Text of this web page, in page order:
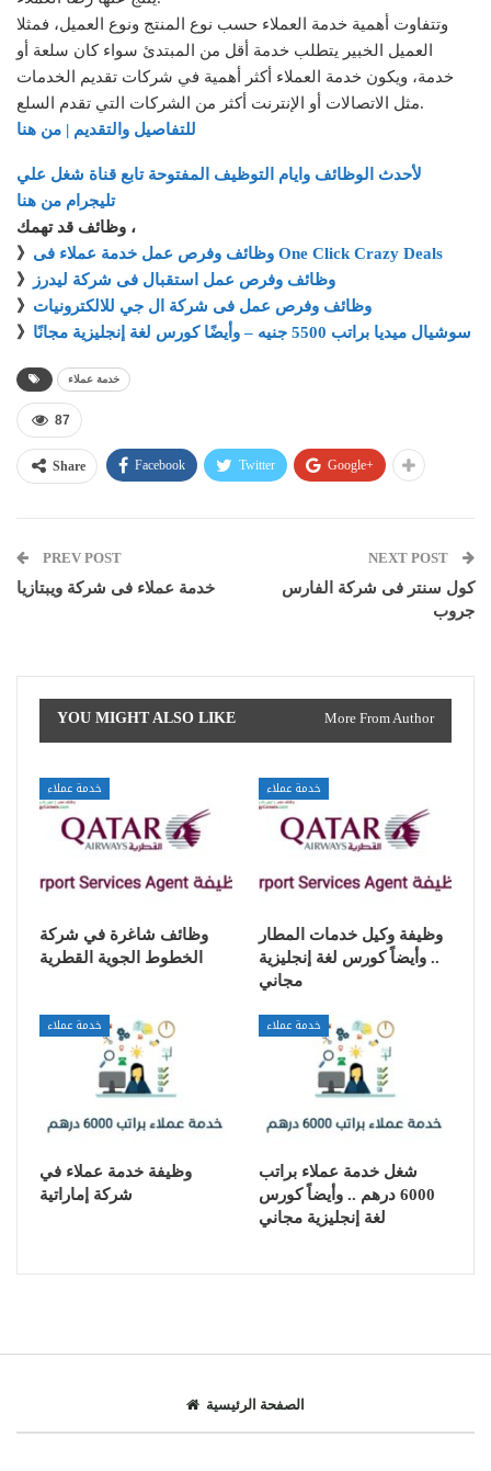
وتتفاوت أهمية خدمة العملاء حسب نوع المنتج ونوع العميل، فمثلا
العميل الخبير يتطلب خدمة أقل من المبتدئ سواء كان سلعة أو
خدمة، ويكون خدمة العملاء أكثر أهمية في شركات تقديم الخدمات
مثل الاتصالات أو الإنترنت أكثر من الشركات التي تقدم السلع.
للتفاصيل والتقديم | من هنا
لأحدث الوظائف وايام التوظيف المفتوحة تابع قناة شغل علي
تليجرام من هنا
وظائف قد تهمك ،
》
وظائف وفرص عمل خدمة عملاء فى One Click Crazy Deals
》
وظائف وفرص عمل استقبال فى شركة ليدرز
》 وظائف وفرص عمل فى شركة ال جي للالكترونيات
》
سوشيال ميديا براتب 5500 جنيه – وأيضًا كورس لغة إنجليزية مجانًا
خدمة عملاء
87
Share Facebook Twitter Google+
PREV POST
خدمة عملاء فى شركة ويبتازيا
NEXT POST
كول سنتر فى شركة الفارس
جروب
YOU MIGHT ALSO LIKE More From Author
خدمة عملاء
وظائف شاغرة في شركة
الخطوط الجوية القطرية
خدمة عملاء
وظيفة وكيل خدمات المطار
.. وأيضاً كورس لغة إنجليزية
مجاني
خدمة عملاء
وظيفة خدمة عملاء في
شركة إماراتية
خدمة عملاء
شغل خدمة عملاء براتب
6000 درهم .. وأيضاً كورس
لغة إنجليزية مجاني
الصفحة الرئيسية